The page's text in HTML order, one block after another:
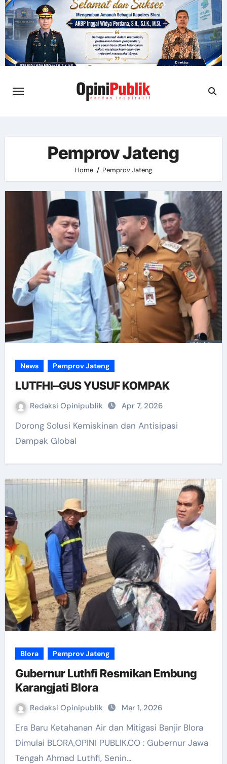
Skip
to
content
Pemprov Jateng
Home Pemprov Jateng
News Pemprov Jateng
LUTFHI–GUS YUSUF KOMPAK
Redaksi Opinipublik Apr 7, 2026
Dorong Solusi Kemiskinan dan Antisipasi
Dampak Global
Blora Pemprov Jateng
Gubernur Luthfi Resmikan Embung
Karangjati Blora
Redaksi Opinipublik Mar 1, 2026
Era Baru Ketahanan Air dan Mitigasi Banjir Blora
Dimulai BLORA,OPINI PUBLIK.CO : Gubernur Jawa
Tengah Ahmad Luthfi, Senin…